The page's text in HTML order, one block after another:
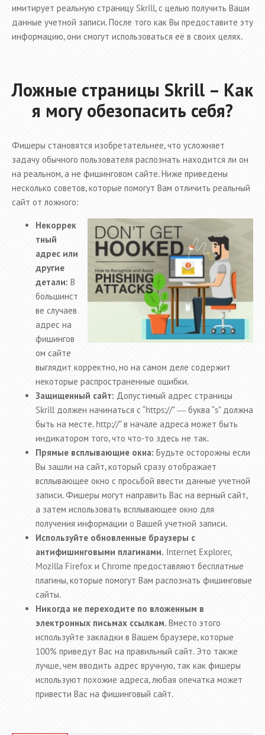
имитирует реальную страницу Skrill, с целью получить Ваши
данные учетной записи. После того как Вы предоставите эту
информацию, они смогут использоваться её в своих целях.
Ложные страницы Skrill – Как
я могу обезопасить себя?
Фишеры становятся изобретательнее, что усложняет
задачу обычного пользователя распознать находится ли он
на реальном, а не фишинговом сайте. Ниже приведены
несколько советов, которые помогут Вам отличить реальный
сайт от ложного:
Некоррек
тный
адрес или
другие
детали: В
большинст
ве случаев
адрес на
фишингов
ом сайте
выглядит корректно, но на самом деле содержит
некоторые распространенные ошибки.
Защищенный сайт: Допустимый адрес страницы
Skrill должен начинаться с “https://” ― буква “s” должна
быть на месте. http://” в начале адреса может быть
индикатором того, что что-то здесь не так.
Прямые всплывающие окна: Будьте осторожны если
Вы зашли на сайт, который сразу отображает
всплывающее окно с просьбой ввести данные учетной
записи. Фишеры могут направить Вас на верный сайт,
а затем использовать всплывающее окно для
получения информации о Вашей учетной записи.
Используйте обновленные браузеры с
антифишинговыми плагинами. Internet Explorer,
Mozilla Firefox и Chrome предоставляют бесплатные
плагины, которые помогут Вам распознать фишинговые
сайты.
Никогда не переходите по вложенным в
электронных письмах ссылкам. Вместо этого
используйте закладки в Вашем браузере, которые
100% приведут Вас на правильный сайт. Это также
лучше, чем вводить адрес вручную, так как фишеры
используют похожие адреса, любая опечатка может
привести Вас на фишинговый сайт.